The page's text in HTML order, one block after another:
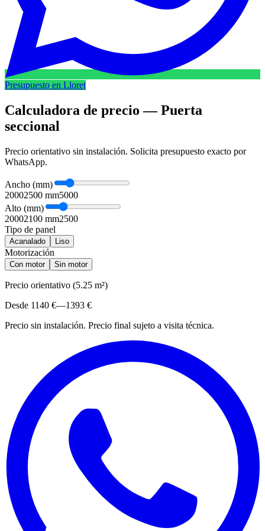
Presupuesto en Lloret
Calculadora de precio — Puerta
seccional
Precio orientativo sin instalación. Solicita presupuesto exacto por
WhatsApp.
Ancho (mm)
20002500 mm5000
Alto (mm)
20002100 mm2500
Tipo de panel
Acanalado Liso
Motorización
Con motor Sin motor
Precio orientativo (5.25 m²)
Desde 1140 €—1393 €
Precio sin instalación. Precio final sujeto a visita técnica.